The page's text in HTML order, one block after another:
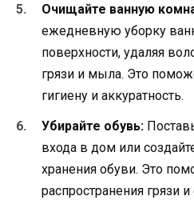
Очищайте ванную
ежедневную уборку
поверхности, удаляя
грязи и мыла. Это
гигиену и аккуратность.
Убирайте обувь:
входа в дом или
хранения обуви. Это
распространения грязи